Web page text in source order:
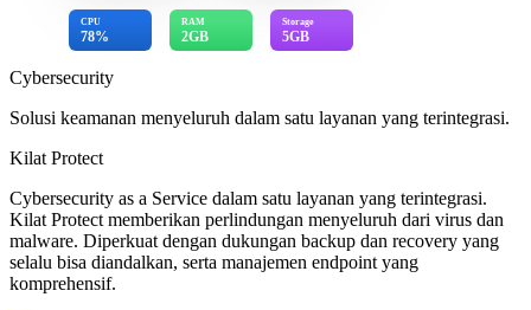
CPU
78%
RAM
2GB
Storage
5GB
Cybersecurity
Solusi keamanan menyeluruh dalam satu layanan yang terintegrasi.
Kilat Protect
Cybersecurity as a Service dalam satu layanan yang terintegrasi.
Kilat Protect memberikan perlindungan menyeluruh dari virus dan
malware. Diperkuat dengan dukungan backup dan recovery yang
selalu bisa diandalkan, serta manajemen endpoint yang
komprehensif.